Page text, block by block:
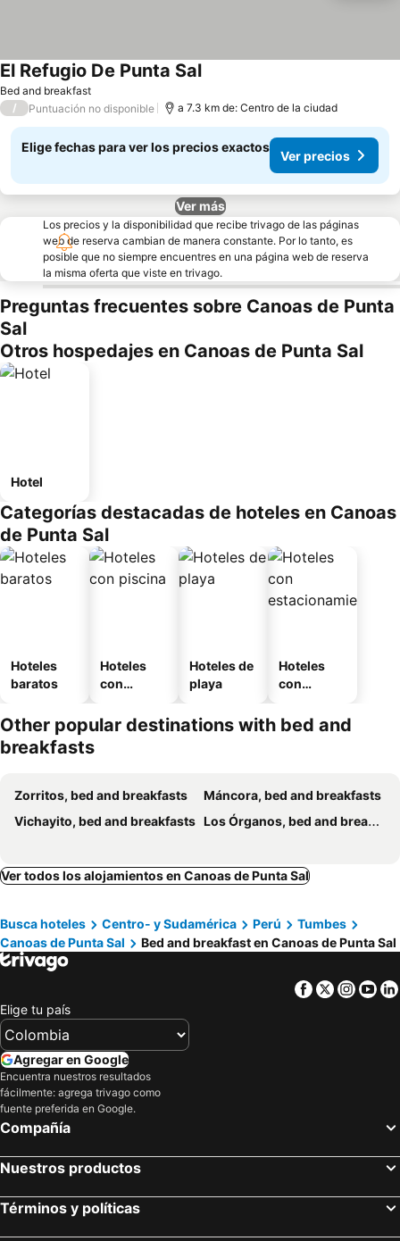
Bed and breakfast
El Refugio De Punta Sal
/ Puntuación no disponible a 7.3 km de: Centro de la ciudad
Elige fechas para ver los precios exactos
Ver precios
Ver más
Los precios y la disponibilidad que recibe trivago de las páginas
web de reserva cambian de manera constante. Por lo tanto, es
posible que no siempre encuentres en una página web de reserva
la misma oferta que viste en trivago.
Preguntas frecuentes sobre Canoas de Punta
Sal
Otros hospedajes en Canoas de Punta Sal
Hotel
Categorías destacadas de hoteles en Canoas
de Punta Sal
Hoteles
baratos
Hoteles
con
Hoteles de
playa
Hoteles
con
miento
Other popular destinations with bed and
breakfasts
Zorritos, bed and breakfasts
Máncora, bed and breakfasts
Vichayito, bed and breakfasts Los Órganos, bed and breakfasts
Ver todos los alojamientos en Canoas de Punta Sal
Busca hoteles Centro- y Sudamérica Perú
Tumbes
Canoas de Punta Sal
Bed and breakfast en Canoas de Punta Sal
Facebook
Twitter
Elige tu país
Agregar en Google
Encuentra nuestros resultados
fácilmente: agrega trivago como
fuente preferida en Google.
Compañía
Nuestros productos
Términos y políticas